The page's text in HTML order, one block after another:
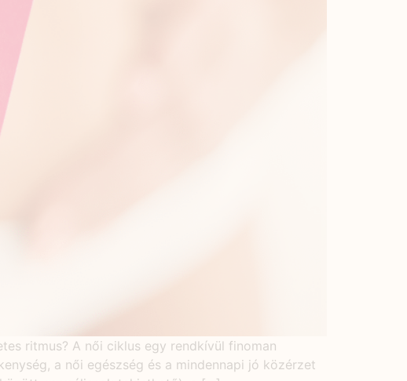
ritmus? A női ciklus egy rendkívül finoman
a női egészség és a mindennapi jó közérzet